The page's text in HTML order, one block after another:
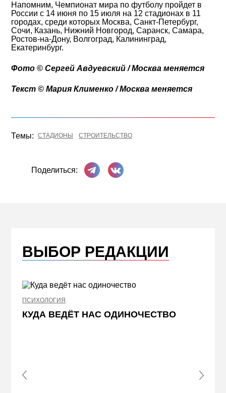
Напомним, Чемпионат мира по футболу пройдет в
России с 14 июня по 15 июля на 12 стадионах в 11
городах, среди которых Москва, Санкт-Петербург,
Сочи, Казань, Нижний Новгород, Саранск, Самара,
Ростов-на-Дону, Волгоград, Калининград,
Екатеринбург.
Фото © Сергей Авдуевский / Москва меняется
Текст © Мария Клименко / Москва меняется
Темы: СТАДИОНЫ СТРОИТЕЛЬСТВО
Поделиться:
Поделиться в Телеграме
Поделиться ВКонтакте
ВЫБОР РЕДАКЦИИ
ПСИХОЛОГИЯ
КУДА ВЕДЁТ НАС ОДИНОЧЕСТВО
Slide
Next